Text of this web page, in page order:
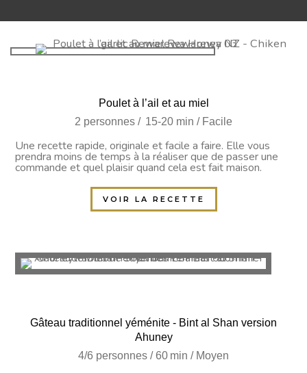
Poulet à l’ail et au miel
2 personnes / 15-20 min / Facile
Une recette rapide, originale et facile a faire. Elle vous
prendra moins de temps à la réaliser que de passer une
commande et quel plaisir quand cela est fait maison.
VOIR LA RECETTE
Gâteau traditionnel yéménite - Bint al Shan version
Ahuney
4/6 personnes / 60 min / Moyen